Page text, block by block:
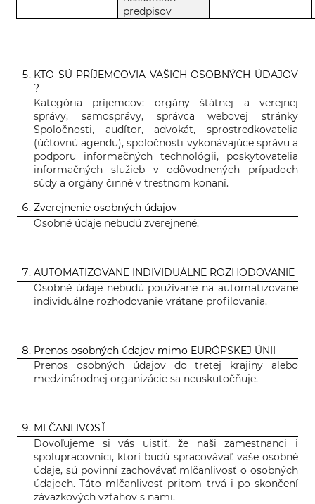
predpisov
KTO SÚ PRÍJEMCOVIA VAŠICH OSOBNÝCH ÚDAJOV
?
Kategória príjemcov: orgány štátnej a verejnej
správy, samosprávy, správca webovej stránky
Spoločnosti, audítor, advokát, sprostredkovatelia
(účtovnú agendu), spoločnosti vykonávajúce správu a
podporu informačných technológii, poskytovatelia
informačných služieb v odôvodnených prípadoch
súdy a orgány činné v trestnom konaní.
Zverejnenie osobných údajov
Osobné údaje nebudú zverejnené.
AUTOMATIZOVANE INDIVIDUÁLNE ROZHODOVANIE
Osobné údaje nebudú používane na automatizovane
individuálne rozhodovanie vrátane profilovania.
Prenos osobných údajov mimo EURÓPSKEJ ÚNII
Prenos osobných údajov do tretej krajiny alebo
medzinárodnej organizácie sa neuskutočňuje.
MLČANLIVOSŤ
Dovoľujeme si vás uistiť, že naši zamestnanci i
spolupracovníci, ktorí budú spracovávať vaše osobné
údaje, sú povinní zachovávať mlčanlivosť o osobných
údajoch. Táto mlčanlivosť pritom trvá i po skončení
záväzkových vzťahov s nami.